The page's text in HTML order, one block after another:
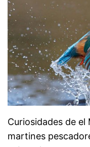
Curiosidades de
martines